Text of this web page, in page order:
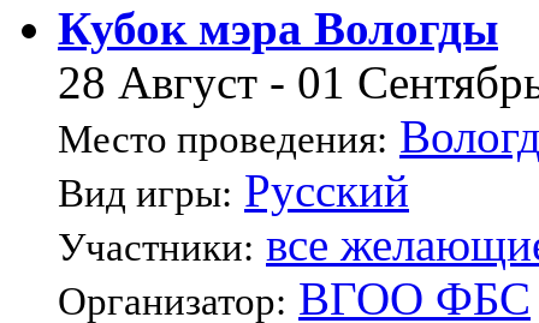
Кубок мэра Вологды
28 Август - 01
Место проведения:
Вид игры: Русский
Участники: все
Организатор: ВГОО ФБС